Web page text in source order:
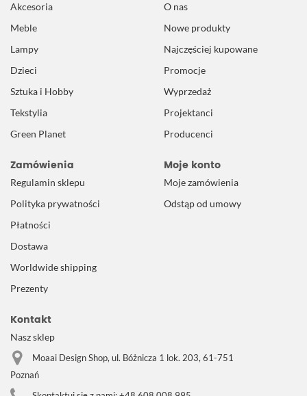
Akcesoria
Meble
Lampy
Dzieci
Sztuka i Hobby
Tekstylia
Green Planet
O nas
Nowe produkty
Najczęściej kupowane
Promocje
Wyprzedaż
Projektanci
Producenci
Zamówienia
Regulamin sklepu
Polityka prywatności
Płatności
Dostawa
Worldwide shipping
Prezenty
Moje konto
Moje zamówienia
Odstąp od umowy
Kontakt
Nasz sklep
Moaai Design Shop, ul. Bóżnicza 1 lok. 203, 61-751
Poznań